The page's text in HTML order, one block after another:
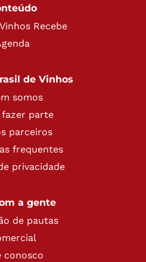
Recebe
de Vinhos
somos
fazer parte
parceiros
frequentes
privacidade
a gente
de pautas
conosco